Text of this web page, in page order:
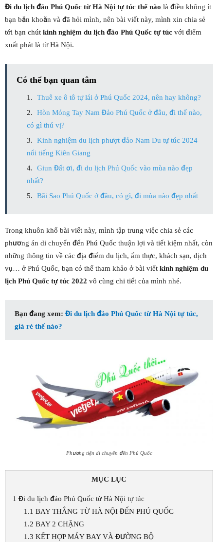
Đi du lịch đảo Phú Quốc từ Hà Nội tự túc thế nào là điều không ít
bạn băn khoăn và đã hỏi mình, nên bài viết này, mình xin chia sẻ
tới bạn chút kinh nghiệm du lịch đảo Phú Quốc tự túc với điểm
xuất phát là từ Hà Nội.
Có thể bạn quan tâm
Thuê xe ô tô tự lái ở Phú Quốc 2024, nên hay không?
Hòn Móng Tay Nam Đảo Phú Quốc ở đâu, đi thế nào,
có gì thú vị?
Kinh nghiệm du lịch phượt đảo Nam Du tự túc 2024
nổi tiếng Kiên Giang
Giun Đất ơi, đi du lịch Phú Quốc vào mùa nào đẹp
nhất?
Bãi Sao Phú Quốc ở đâu, có gì, đi mùa nào đẹp nhất
Trong khuôn khổ bài viết này, mình tập trung việc chia sẻ các
phương án di chuyển đến Phú Quốc thuận lợi và tiết kiệm nhất, còn
những thông tin về các địa điểm du lịch, ẩm thực, khách sạn, dịch
vụ… ở Phú Quốc, bạn có thể tham khảo ở bài viết kinh nghiệm du
lịch Phú Quốc tự túc 2022 vô cùng chi tiết của mình nhé.
Bạn đang xem: Đi du lịch đảo Phú Quốc từ Hà Nội tự túc,
giá rẻ thế nào?
Phương tiện di chuyển đến Phú Quốc
MỤC LỤC
1 Đi du lịch đảo Phú Quốc từ Hà Nội tự túc
1.1 BAY THẲNG TỪ HÀ NỘI ĐẾN PHÚ QUỐC
1.2 BAY 2 CHẶNG
1.3 KẾT HỢP MÁY BAY VÀ ĐƯỜNG BỘ